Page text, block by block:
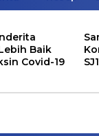
Baik
Covid-19
Siap